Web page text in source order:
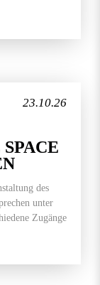
23.10.26
des
unter
Zugänge